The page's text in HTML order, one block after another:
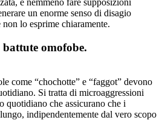
e nemmeno fare supposizioni
un enorme senso di disagio
lo esprime chiaramente.
battute omofobe.
come “chochotte” e “faggot” devono
Si tratta di microaggressioni
quotidiano che assicurano che i
indipendentemente dal vero scopo